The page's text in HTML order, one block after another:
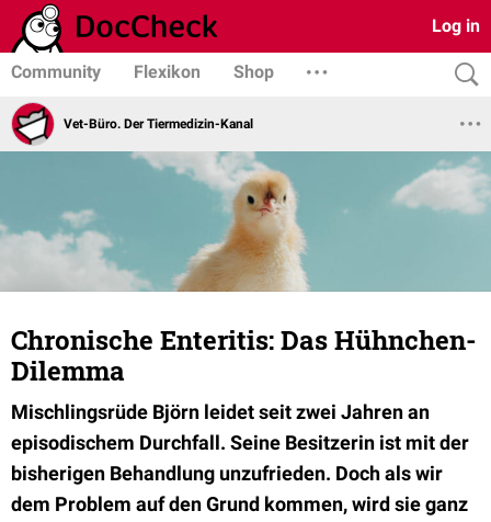
Log in
Community Flexikon Shop
Vet-Büro. Der Tiermedizin-Kanal
Chronische Enteritis: Das Hühnchen-
Dilemma
Mischlingsrüde Björn leidet seit zwei Jahren an
episodischem Durchfall. Seine Besitzerin ist mit der
bisherigen Behandlung unzufrieden. Doch als wir
dem Problem auf den Grund kommen, wird sie ganz